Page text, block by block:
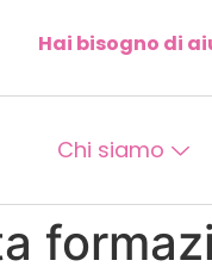
Hai bisogno di
Chi siamo